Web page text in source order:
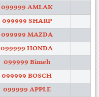
099999 AMLAK
099999 SHARP
099999 MAZDA
099999 HONDA
099999 Bimeh
099999 BOSCH
099999 APPLE